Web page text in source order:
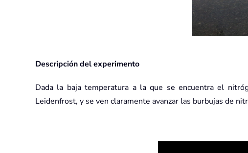
Descripción del experimento
Dada la baja temperatura a la que se encuentra el
Leidenfrost, y se ven claramente avanzar las burbujas de